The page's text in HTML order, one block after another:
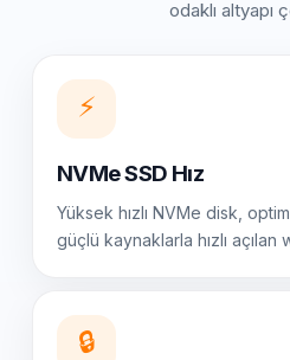
odaklı altyapı
⚡
NVMe SSD Hız
Yüksek hızlı NVMe disk,
güçlü kaynaklarla hızlı açılan
🔒